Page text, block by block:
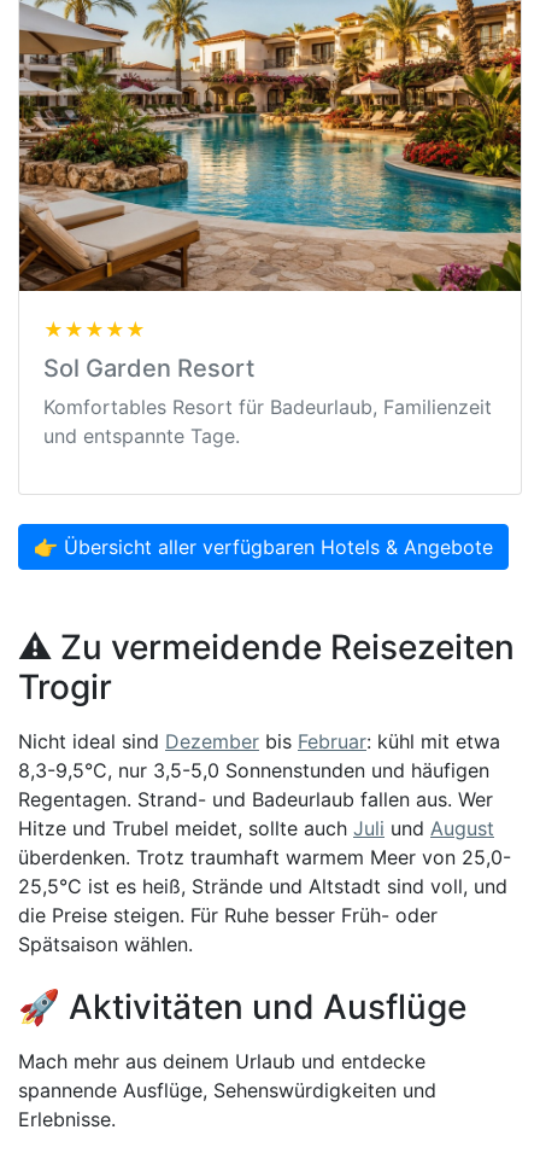
★★★★★
Sol Garden Resort
Komfortables Resort für Badeurlaub, Familienzeit
und entspannte Tage.
👉 Übersicht aller verfügbaren Hotels & Angebote
⚠️ Zu vermeidende Reisezeiten
Trogir
Nicht ideal sind Dezember bis Februar: kühl mit etwa
8,3-9,5°C, nur 3,5-5,0 Sonnenstunden und häufigen
Regentagen. Strand- und Badeurlaub fallen aus. Wer
Hitze und Trubel meidet, sollte auch Juli und August
überdenken. Trotz traumhaft warmem Meer von 25,0-
25,5°C ist es heiß, Strände und Altstadt sind voll, und
die Preise steigen. Für Ruhe besser Früh- oder
Spätsaison wählen.
🚀 Aktivitäten und Ausflüge
Mach mehr aus deinem Urlaub und entdecke
spannende Ausflüge, Sehenswürdigkeiten und
Erlebnisse.